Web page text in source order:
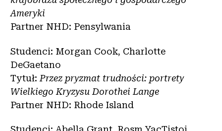
Ameryki
Partner NHD: Pensylwania
Studenci: Morgan Cook, Charlotte
DeGaetano
Tytuł: Przez pryzmat trudności: portrety
Wielkiego Kryzysu Dorothei Lange
Partner NHD: Rhode Island